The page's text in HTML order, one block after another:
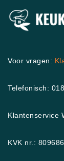
Voor vragen:
Telefonisch:
Klantenservice
KVK nr.: